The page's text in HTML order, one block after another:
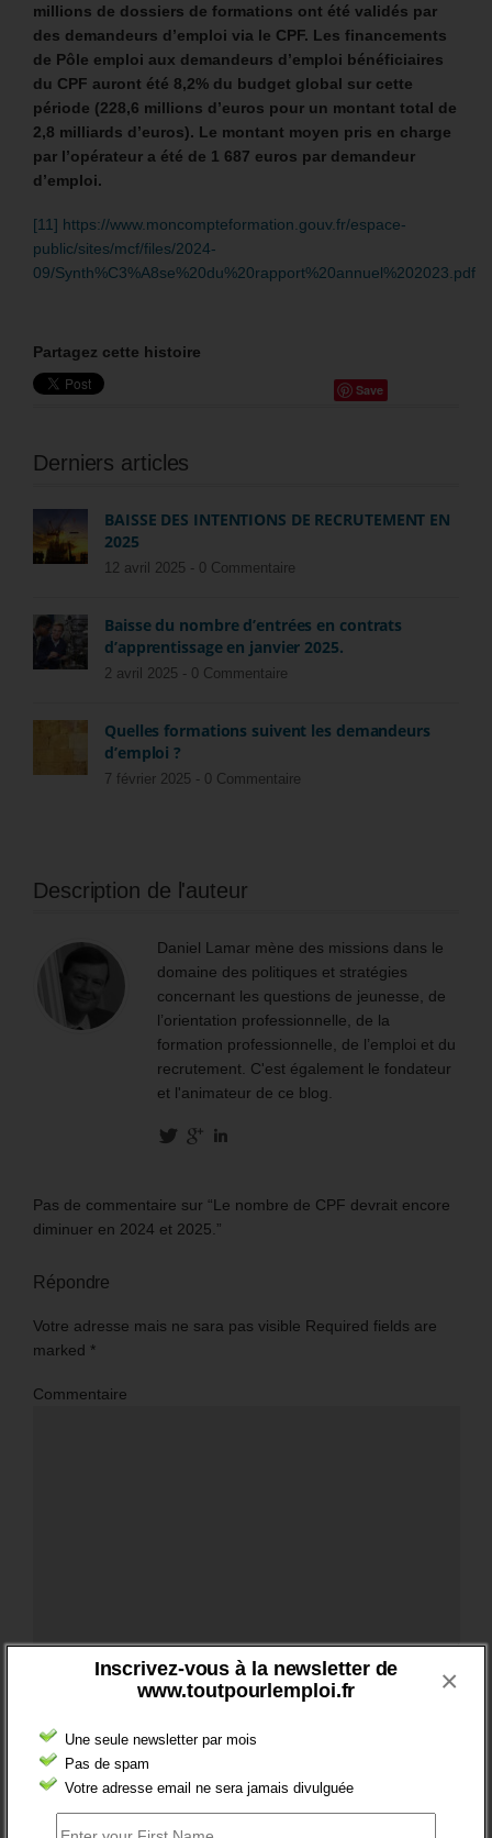
Inscrivez-vous à la newsletter de
www.toutpourlemploi.fr
Une seule newsletter par mois
Pas de spam
Votre adresse email ne sera jamais divulguée
×
millions de dossiers de formations ont été validés par
des demandeurs d’emploi via le CPF. Les financements
de Pôle emploi aux demandeurs d’emploi bénéficiaires
du CPF auront été 8,2% du budget global sur cette
période (228,6 millions d’euros pour un montant total de
2,8 milliards d’euros). Le montant moyen pris en charge
par l’opérateur a été de 1 687 euros par demandeur
d’emploi.
[11] https://www.moncompteformation.gouv.fr/espace-
public/sites/mcf/files/2024-
09/Synth%C3%A8se%20du%20rapport%20annuel%202023.pdf
Partagez cette histoire
Save
Derniers articles
BAISSE DES INTENTIONS DE RECRUTEMENT EN
2025
12 avril 2025 - 0 Commentaire
Baisse du nombre d’entrées en contrats
d’apprentissage en janvier 2025.
2 avril 2025 - 0 Commentaire
Quelles formations suivent les demandeurs
d’emploi ?
7 février 2025 - 0 Commentaire
Description de l'auteur
Daniel Lamar mène des missions dans le
domaine des politiques et stratégies
concernant les questions de jeunesse, de
l’orientation professionnelle, de la
formation professionnelle, de l’emploi et du
recrutement. C'est également le fondateur
et l'animateur de ce blog.
Pas de commentaire sur “Le nombre de CPF devrait encore
diminuer en 2024 et 2025.”
Répondre
Votre adresse mais ne sara pas visible Required fields are
marked *
Commentaire
Email *